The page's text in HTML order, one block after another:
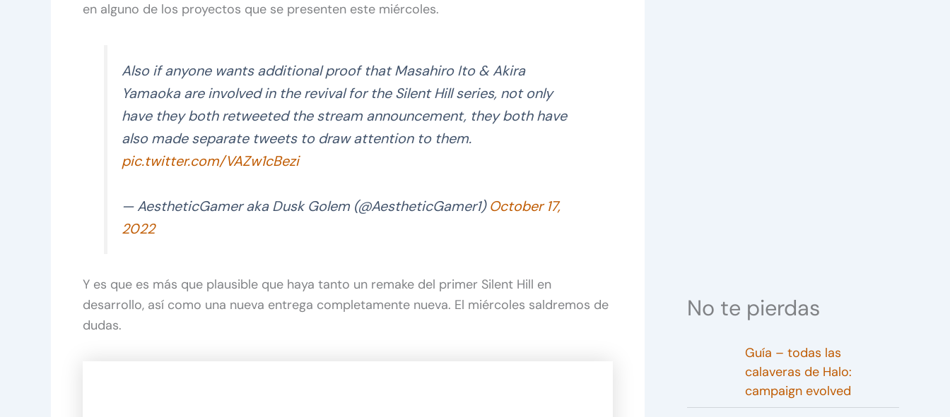
en alguno de los proyectos que se presenten este miércoles.
Also if anyone wants additional proof that Masahiro Ito & Akira
Yamaoka are involved in the revival for the Silent Hill series, not only
have they both retweeted the stream announcement, they both have
also made separate tweets to draw attention to them.
pic.twitter.com/VAZw1cBezi
— AestheticGamer aka Dusk Golem (@AestheticGamer1)October 17,
2022
Y es que es más que plausible que haya tanto un remake del primer Silent Hill en
desarrollo, así como una nueva entrega completamente nueva. El miércoles saldremos de
dudas.
No te pierdas
Guía – todas las
calaveras de Halo:
campaign evolved